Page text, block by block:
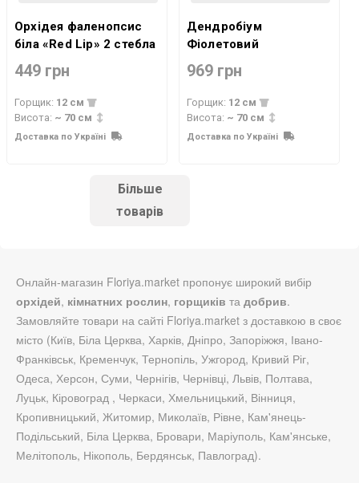
Орхідея фаленопсис
біла «Red Lip» 2 стебла
449 грн
Горщик: 12 см
Висота: ~ 70 см
Доставка по Україні
Дендробіум
Фіолетовий
969 грн
Горщик: 12 см
Висота: ~ 70 см
Доставка по Україні
Більше
товарів
Онлайн-магазин Floriya.market пропонує широкий вибір
орхідей, кімнатних рослин, горщиків та добрив.
Замовляйте товари на сайті Floriya.market з доставкою в своє
місто (Київ, Біла Церква, Харків, Дніпро, Запоріжжя, Івано-
Франківськ, Кременчук, Тернопіль, Ужгород, Кривий Ріг,
Одеса, Херсон, Суми, Чернігів, Чернівці, Львів, Полтава,
Луцьк, Кіровоград , Черкаси, Хмельницький, Вінниця,
Кропивницький, Житомир, Миколаїв, Рівне, Кам'янець-
Подільський, Біла Церква, Бровари, Маріуполь, Кам'янське,
Мелітополь, Нікополь, Бердянськ, Павлоград).